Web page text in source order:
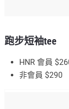
跑步短袖tee
HNR 會員
非會員 $290